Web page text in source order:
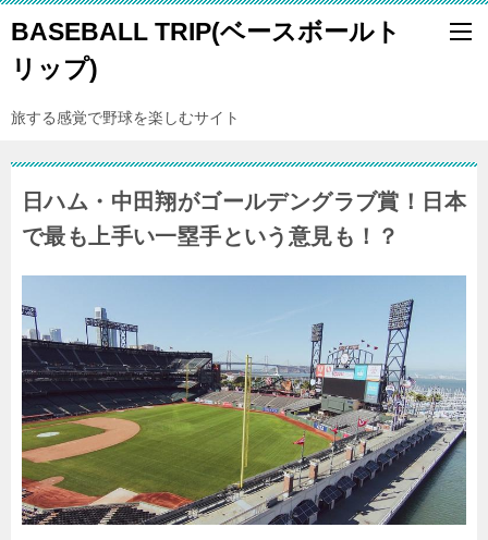
BASEBALL TRIP(ベースボールト
リップ)
旅する感覚で野球を楽しむサイト
日ハム・中田翔がゴールデングラブ賞！日本
で最も上手い一塁手という意見も！？